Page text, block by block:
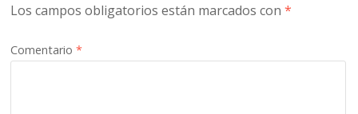
Los campos obligatorios están marcados con*
Comentario*